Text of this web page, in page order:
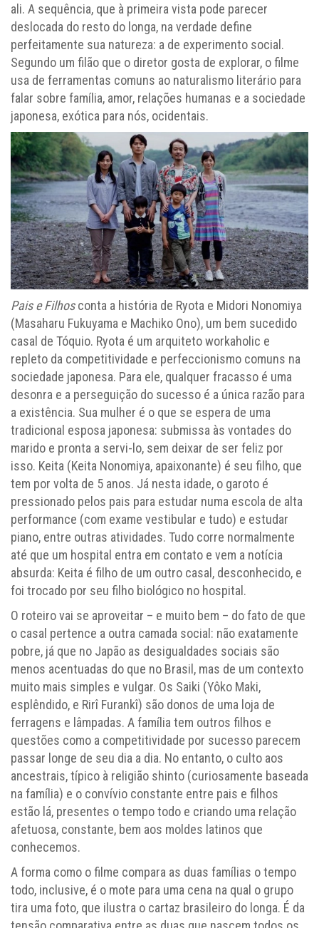
ali. A sequência, que à primeira vista pode parecer
deslocada do resto do longa, na verdade define
perfeitamente sua natureza: a de experimento social.
Segundo um filão que o diretor gosta de explorar, o filme
usa de ferramentas comuns ao naturalismo literário para
falar sobre família, amor, relações humanas e a sociedade
japonesa, exótica para nós, ocidentais.
Pais e Filhosconta a história de Ryota e Midori Nonomiya
(Masaharu Fukuyama e Machiko Ono), um bem sucedido
casal de Tóquio. Ryota é um arquiteto workaholic e
repleto da competitividade e perfeccionismo comuns na
sociedade japonesa. Para ele, qualquer fracasso é uma
desonra e a perseguição do sucesso é a única razão para
a existência. Sua mulher é o que se espera de uma
tradicional esposa japonesa: submissa às vontades do
marido e pronta a servi-lo, sem deixar de ser feliz por
isso. Keita (Keita Nonomiya, apaixonante) é seu filho, que
tem por volta de 5 anos. Já nesta idade, o garoto é
pressionado pelos pais para estudar numa escola de alta
performance (com exame vestibular e tudo) e estudar
piano, entre outras atividades. Tudo corre normalmente
até que um hospital entra em contato e vem a notícia
absurda: Keita é filho de um outro casal, desconhecido, e
foi trocado por seu filho biológico no hospital.
O roteiro vai se aproveitar – e muito bem – do fato de que
o casal pertence a outra camada social: não exatamente
pobre, já que no Japão as desigualdades sociais são
menos acentuadas do que no Brasil, mas de um contexto
muito mais simples e vulgar. Os Saiki (Yôko Maki,
esplêndido, e Rirî Furankî) são donos de uma loja de
ferragens e lâmpadas. A família tem outros filhos e
questões como a competitividade por sucesso parecem
passar longe de seu dia a dia. No entanto, o culto aos
ancestrais, típico à religião shinto (curiosamente baseada
na família) e o convívio constante entre pais e filhos
estão lá, presentes o tempo todo e criando uma relação
afetuosa, constante, bem aos moldes latinos que
conhecemos.
A forma como o filme compara as duas famílias o tempo
todo, inclusive, é o mote para uma cena na qual o grupo
tira uma foto, que ilustra o cartaz brasileiro do longa. É da